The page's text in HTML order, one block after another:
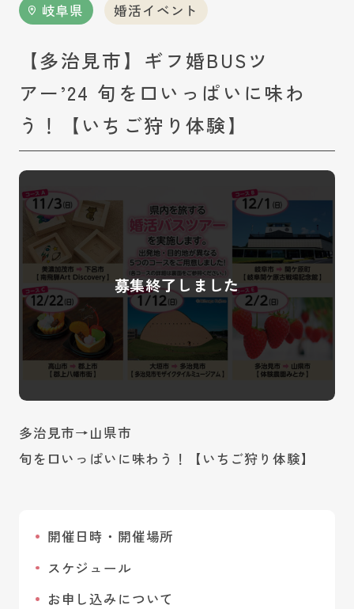
岐阜県 婚活イベント
【多治見市】ギフ婚BUSツ
アー’24 旬を口いっぱいに味わ
う！【いちご狩り体験】
多治見市→山県市
旬を口いっぱいに味わう！【いちご狩り体験】
開催日時・開催場所
スケジュール
お申し込みについて